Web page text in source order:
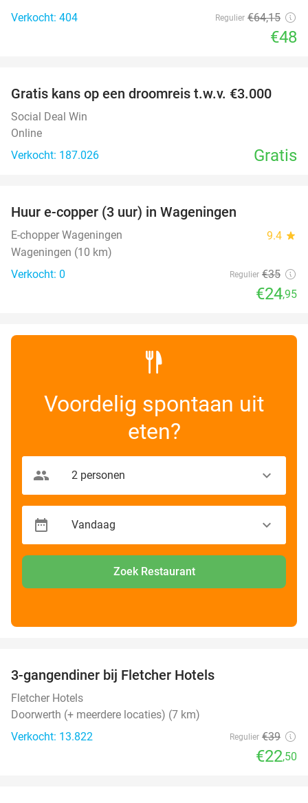
Verkocht: 404
Regulier €64,15
€48
Gratis kans op een droomreis t.w.v. €3.000
Social Deal Win
Online
Verkocht: 187.026
Gratis
TODAY
Huur e-copper (3 uur) in Wageningen
E-chopper Wageningen 9.4 star
Wageningen (10 km)
Verkocht: 0
Regulier €35
€24,95
Voordelig spontaan uit
eten?
Zoek Restaurant
3-gangendiner bij Fletcher Hotels
Fletcher Hotels
Doorwerth (+ meerdere locaties) (7 km)
Verkocht: 13.822
Regulier €39
€22,50